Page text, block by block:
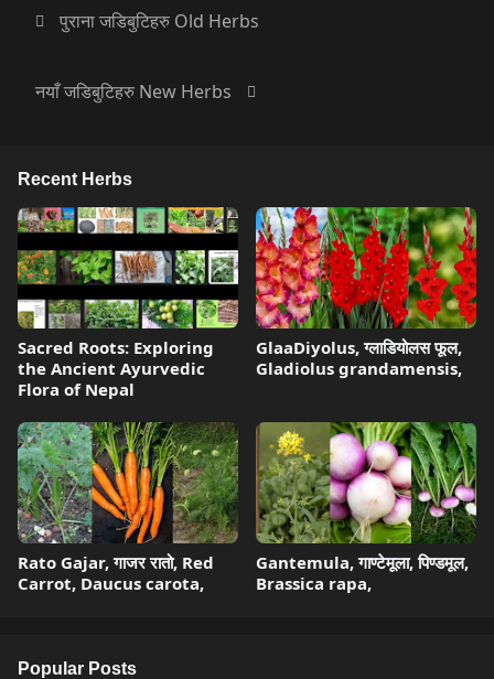
पुराना जडिबुटिहरु Old Herbs
नयाँ जडिबुटिहरु New Herbs
Recent Herbs
Sacred Roots: Exploring
the Ancient Ayurvedic
Flora of Nepal
GlaaDiyolus, ग्लाडियोलस फूल,
Gladiolus grandamensis,
Rato Gajar, गाजर रातो, Red
Carrot, Daucus carota,
Gantemula, गाण्टेमूला, पिण्डमूल,
Brassica rapa,
Popular Posts